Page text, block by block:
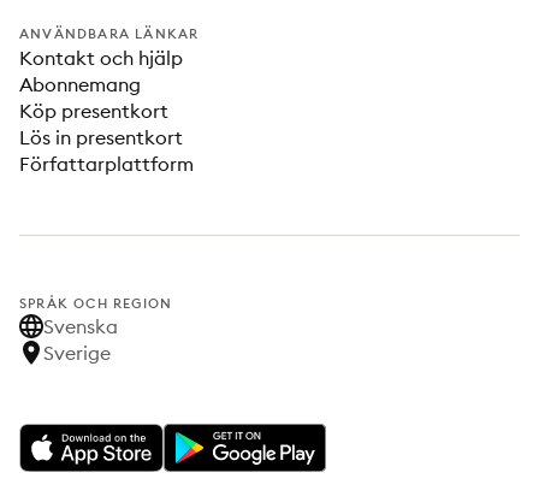
ANVÄNDBARA LÄNKAR
Kontakt och hjälp
Abonnemang
Köp presentkort
Lös in presentkort
Författarplattform
SPRÅK OCH REGION
Svenska
Sverige